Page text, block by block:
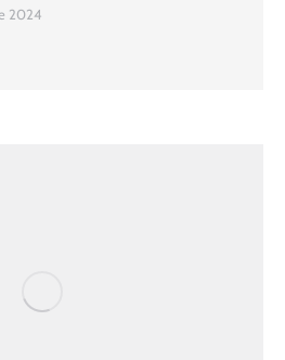
2024